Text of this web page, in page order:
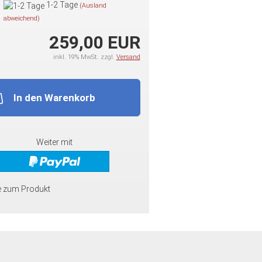
1-2 Tage (Ausland
abweichend)
259,00 EUR
inkl. 19% MwSt. zzgl. Versand
In den Warenkorb
Weiter mit
zum Produkt